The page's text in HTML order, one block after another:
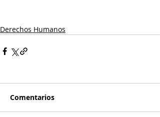
Derechos Humanos
Comentarios